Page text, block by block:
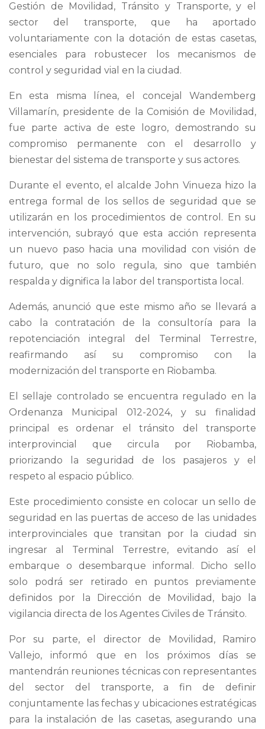
Gestión de Movilidad, Tránsito y Transporte, y el
sector del transporte, que ha aportado
voluntariamente con la dotación de estas casetas,
esenciales para robustecer los mecanismos de
control y seguridad vial en la ciudad.
En esta misma línea, el concejal Wandemberg
Villamarín, presidente de la Comisión de Movilidad,
fue parte activa de este logro, demostrando su
compromiso permanente con el desarrollo y
bienestar del sistema de transporte y sus actores.
Durante el evento, el alcalde John Vinueza hizo la
entrega formal de los sellos de seguridad que se
utilizarán en los procedimientos de control. En su
intervención, subrayó que esta acción representa
un nuevo paso hacia una movilidad con visión de
futuro, que no solo regula, sino que también
respalda y dignifica la labor del transportista local.
Además, anunció que este mismo año se llevará a
cabo la contratación de la consultoría para la
repotenciación integral del Terminal Terrestre,
reafirmando así su compromiso con la
modernización del transporte en Riobamba.
El sellaje controlado se encuentra regulado en la
Ordenanza Municipal 012-2024, y su finalidad
principal es ordenar el tránsito del transporte
interprovincial que circula por Riobamba,
priorizando la seguridad de los pasajeros y el
respeto al espacio público.
Este procedimiento consiste en colocar un sello de
seguridad en las puertas de acceso de las unidades
interprovinciales que transitan por la ciudad sin
ingresar al Terminal Terrestre, evitando así el
embarque o desembarque informal. Dicho sello
solo podrá ser retirado en puntos previamente
definidos por la Dirección de Movilidad, bajo la
vigilancia directa de los Agentes Civiles de Tránsito.
Por su parte, el director de Movilidad, Ramiro
Vallejo, informó que en los próximos días se
mantendrán reuniones técnicas con representantes
del sector del transporte, a fin de definir
conjuntamente las fechas y ubicaciones estratégicas
para la instalación de las casetas, asegurando una